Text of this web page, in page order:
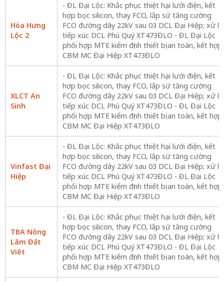
Hòa Hưng
Lộc 2
- ĐL Đại Lộc: Khắc phục thiệt hại lưới điện, kết
hợp bọc silicon, thay FCO, lắp sứ tăng cường
FCO đường dây 22kV sau 03 DCL Đại Hiệp; xử lý
tiếp xúc DCL Phú Quý XT473ĐLO - ĐL Đại Lộc
phối hợp MTE kiểm định thiết bị an toàn, kết hợp
CBM MC Đại Hiệp XT473ĐLO
XLCT An
Sinh
- ĐL Đại Lộc: Khắc phục thiệt hại lưới điện, kết
hợp bọc silicon, thay FCO, lắp sứ tăng cường
FCO đường dây 22kV sau 03 DCL Đại Hiệp; xử lý
tiếp xúc DCL Phú Quý XT473ĐLO - ĐL Đại Lộc
phối hợp MTE kiểm định thiết bị an toàn, kết hợp
CBM MC Đại Hiệp XT473ĐLO
Vinfast Đại
Hiệp
- ĐL Đại Lộc: Khắc phục thiệt hại lưới điện, kết
hợp bọc silicon, thay FCO, lắp sứ tăng cường
FCO đường dây 22kV sau 03 DCL Đại Hiệp; xử lý
tiếp xúc DCL Phú Quý XT473ĐLO - ĐL Đại Lộc
phối hợp MTE kiểm định thiết bị an toàn, kết hợp
CBM MC Đại Hiệp XT473ĐLO
TBA Nông
Lâm Đất
Viêt
- ĐL Đại Lộc: Khắc phục thiệt hại lưới điện, kết
hợp bọc silicon, thay FCO, lắp sứ tăng cường
FCO đường dây 22kV sau 03 DCL Đại Hiệp; xử lý
tiếp xúc DCL Phú Quý XT473ĐLO - ĐL Đại Lộc
phối hợp MTE kiểm định thiết bị an toàn, kết hợp
CBM MC Đại Hiệp XT473ĐLO